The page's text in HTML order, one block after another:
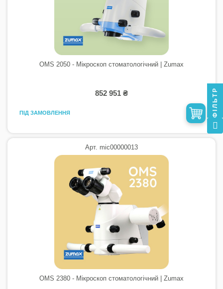
OMS 2050 - Мікроскоп стоматологічний | Zumax
852 951 ₴
ПІД ЗАМОВЛЕННЯ
Арт. mic00000013
OMS 2380 - Мікроскоп стоматологічний | Zumax
ФІЛЬТР